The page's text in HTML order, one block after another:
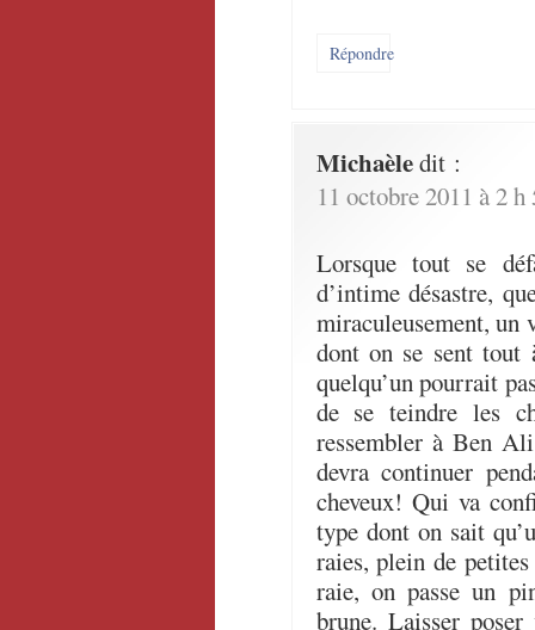
Répondre
Michaèledit :
11 octobre 2011 à 2
Lorsque tout se
d’intime désastre,
miraculeusement, un
dont on se sent tout
quelqu’un pourrait
de se teindre les
ressembler à Ben
devra continuer
cheveux! Qui va
type dont on sait
raies, plein de
raie, on passe un
brune. Laisser